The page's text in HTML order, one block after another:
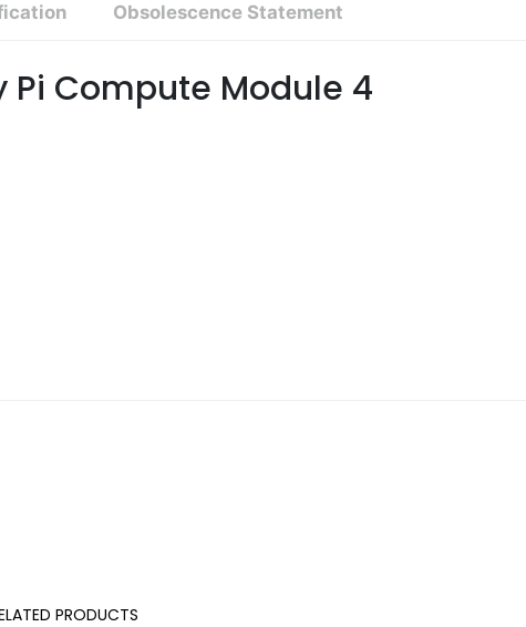
Obsolescence Statement
Compute Module 4
PRODUCTS